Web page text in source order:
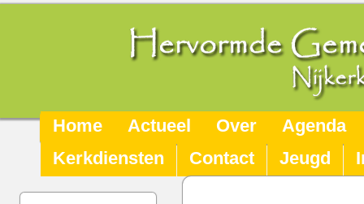
Home Actueel Over
Agenda
Kerkdiensten
Contact Jeugd